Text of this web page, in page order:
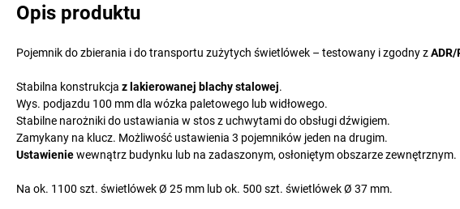
Opis produktu
Pojemnik do zbierania i do transportu zużytych świetlówek – testowany i zgodny zADR/
Stabilna konstrukcja z lakierowanej blachy stalowej.
Wys. podjazdu 100 mm dla wózka paletowego lub widłowego.
Stabilne narożniki do ustawiania w stos z uchwytami do obsługi dźwigiem.
Zamykany na klucz. Możliwość ustawienia 3 pojemników jeden na drugim.
Ustawieniewewnątrz budynku lub na zadaszonym, osłoniętym obszarze zewnętrznym.
Na ok. 1100 szt. świetlówek Ø 25 mm lub ok. 500 szt. świetlówek Ø 37 mm.